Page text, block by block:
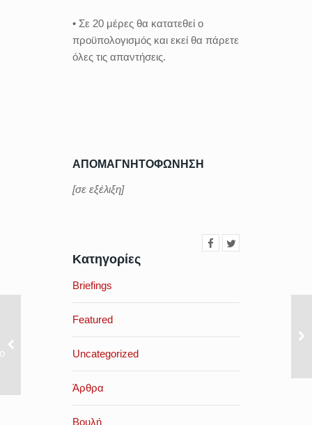
• Σε 20 μέρες θα κατατεθεί ο
προϋπολογισμός και εκεί θα πάρετε
όλες τις απαντήσεις.
ΑΠΟΜΑΓΝΗΤΟΦΩΝΗΣΗ
[σε εξέλιξη]
Κατηγορίες
Briefings
Featured
Uncategorized
Άρθρα
Βουλή